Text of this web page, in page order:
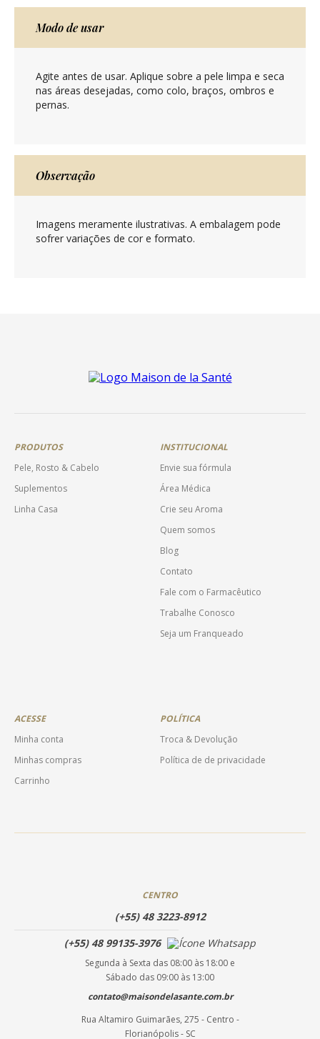
Modo de usar
Agite antes de usar. Aplique sobre a pele limpa e seca
nas áreas desejadas, como colo, braços, ombros e
pernas.
Observação
Imagens meramente ilustrativas. A embalagem pode
sofrer variações de cor e formato.
PRODUTOS
Pele, Rosto & Cabelo
Suplementos
Linha Casa
INSTITUCIONAL
Envie sua fórmula
Área Médica
Crie seu Aroma
Quem somos
Blog
Contato
Fale com o Farmacêutico
Trabalhe Conosco
Seja um Franqueado
ACESSE
Minha conta
Minhas compras
Carrinho
POLÍTICA
Troca & Devolução
Política de de privacidade
CENTRO
(+55) 48 3223-8912
(+55) 48 99135-3976
Segunda à Sexta das 08:00 às 18:00 e
Sábado das 09:00 às 13:00
contato@maisondelasante.com.br
Rua Altamiro Guimarães, 275 - Centro -
Florianópolis - SC